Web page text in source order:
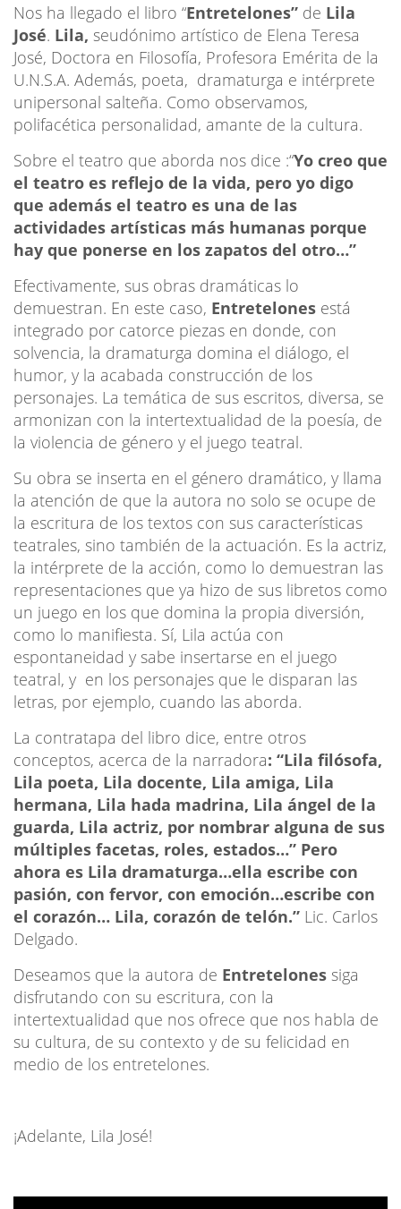
Nos ha llegado el libro “Entretelones” de Lila
José. Lila, seudónimo artístico de Elena Teresa
José, Doctora en Filosofía, Profesora Emérita de la
U.N.S.A. Además, poeta, dramaturga e intérprete
unipersonal salteña. Como observamos,
polifacética personalidad, amante de la cultura.
Sobre el teatro que aborda nos dice :“Yo creo que
el teatro es reflejo de la vida, pero yo digo
que además el teatro es una de las
actividades artísticas más humanas porque
hay que ponerse en los zapatos del otro…”
Efectivamente, sus obras dramáticas lo
demuestran. En este caso, Entretelones está
integrado por catorce piezas en donde, con
solvencia, la dramaturga domina el diálogo, el
humor, y la acabada construcción de los
personajes. La temática de sus escritos, diversa, se
armonizan con la intertextualidad de la poesía, de
la violencia de género y el juego teatral.
Su obra se inserta en el género dramático, y llama
la atención de que la autora no solo se ocupe de
la escritura de los textos con sus características
teatrales, sino también de la actuación. Es la actriz,
la intérprete de la acción, como lo demuestran las
representaciones que ya hizo de sus libretos como
un juego en los que domina la propia diversión,
como lo manifiesta. Sí, Lila actúa con
espontaneidad y sabe insertarse en el juego
teatral, y en los personajes que le disparan las
letras, por ejemplo, cuando las aborda.
La contratapa del libro dice, entre otros
conceptos, acerca de la narradora: “Lila filósofa,
Lila poeta, Lila docente, Lila amiga, Lila
hermana, Lila hada madrina, Lila ángel de la
guarda, Lila actriz, por nombrar alguna de sus
múltiples facetas, roles, estados…” Pero
ahora es Lila dramaturga…ella escribe con
pasión, con fervor, con emoción…escribe con
el corazón… Lila, corazón de telón.” Lic. Carlos
Delgado.
Deseamos que la autora de Entretelones siga
disfrutando con su escritura, con la
intertextualidad que nos ofrece que nos habla de
su cultura, de su contexto y de su felicidad en
medio de los entretelones.
¡Adelante, Lila José!